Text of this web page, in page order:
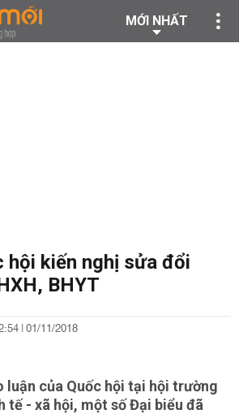
MỚI NHẤT
hội kiến nghị sửa đổi
BHYT
| 01/11/2018
luận của Quốc hội tại hội trường
tế - xã hội, một số Đại biểu đã